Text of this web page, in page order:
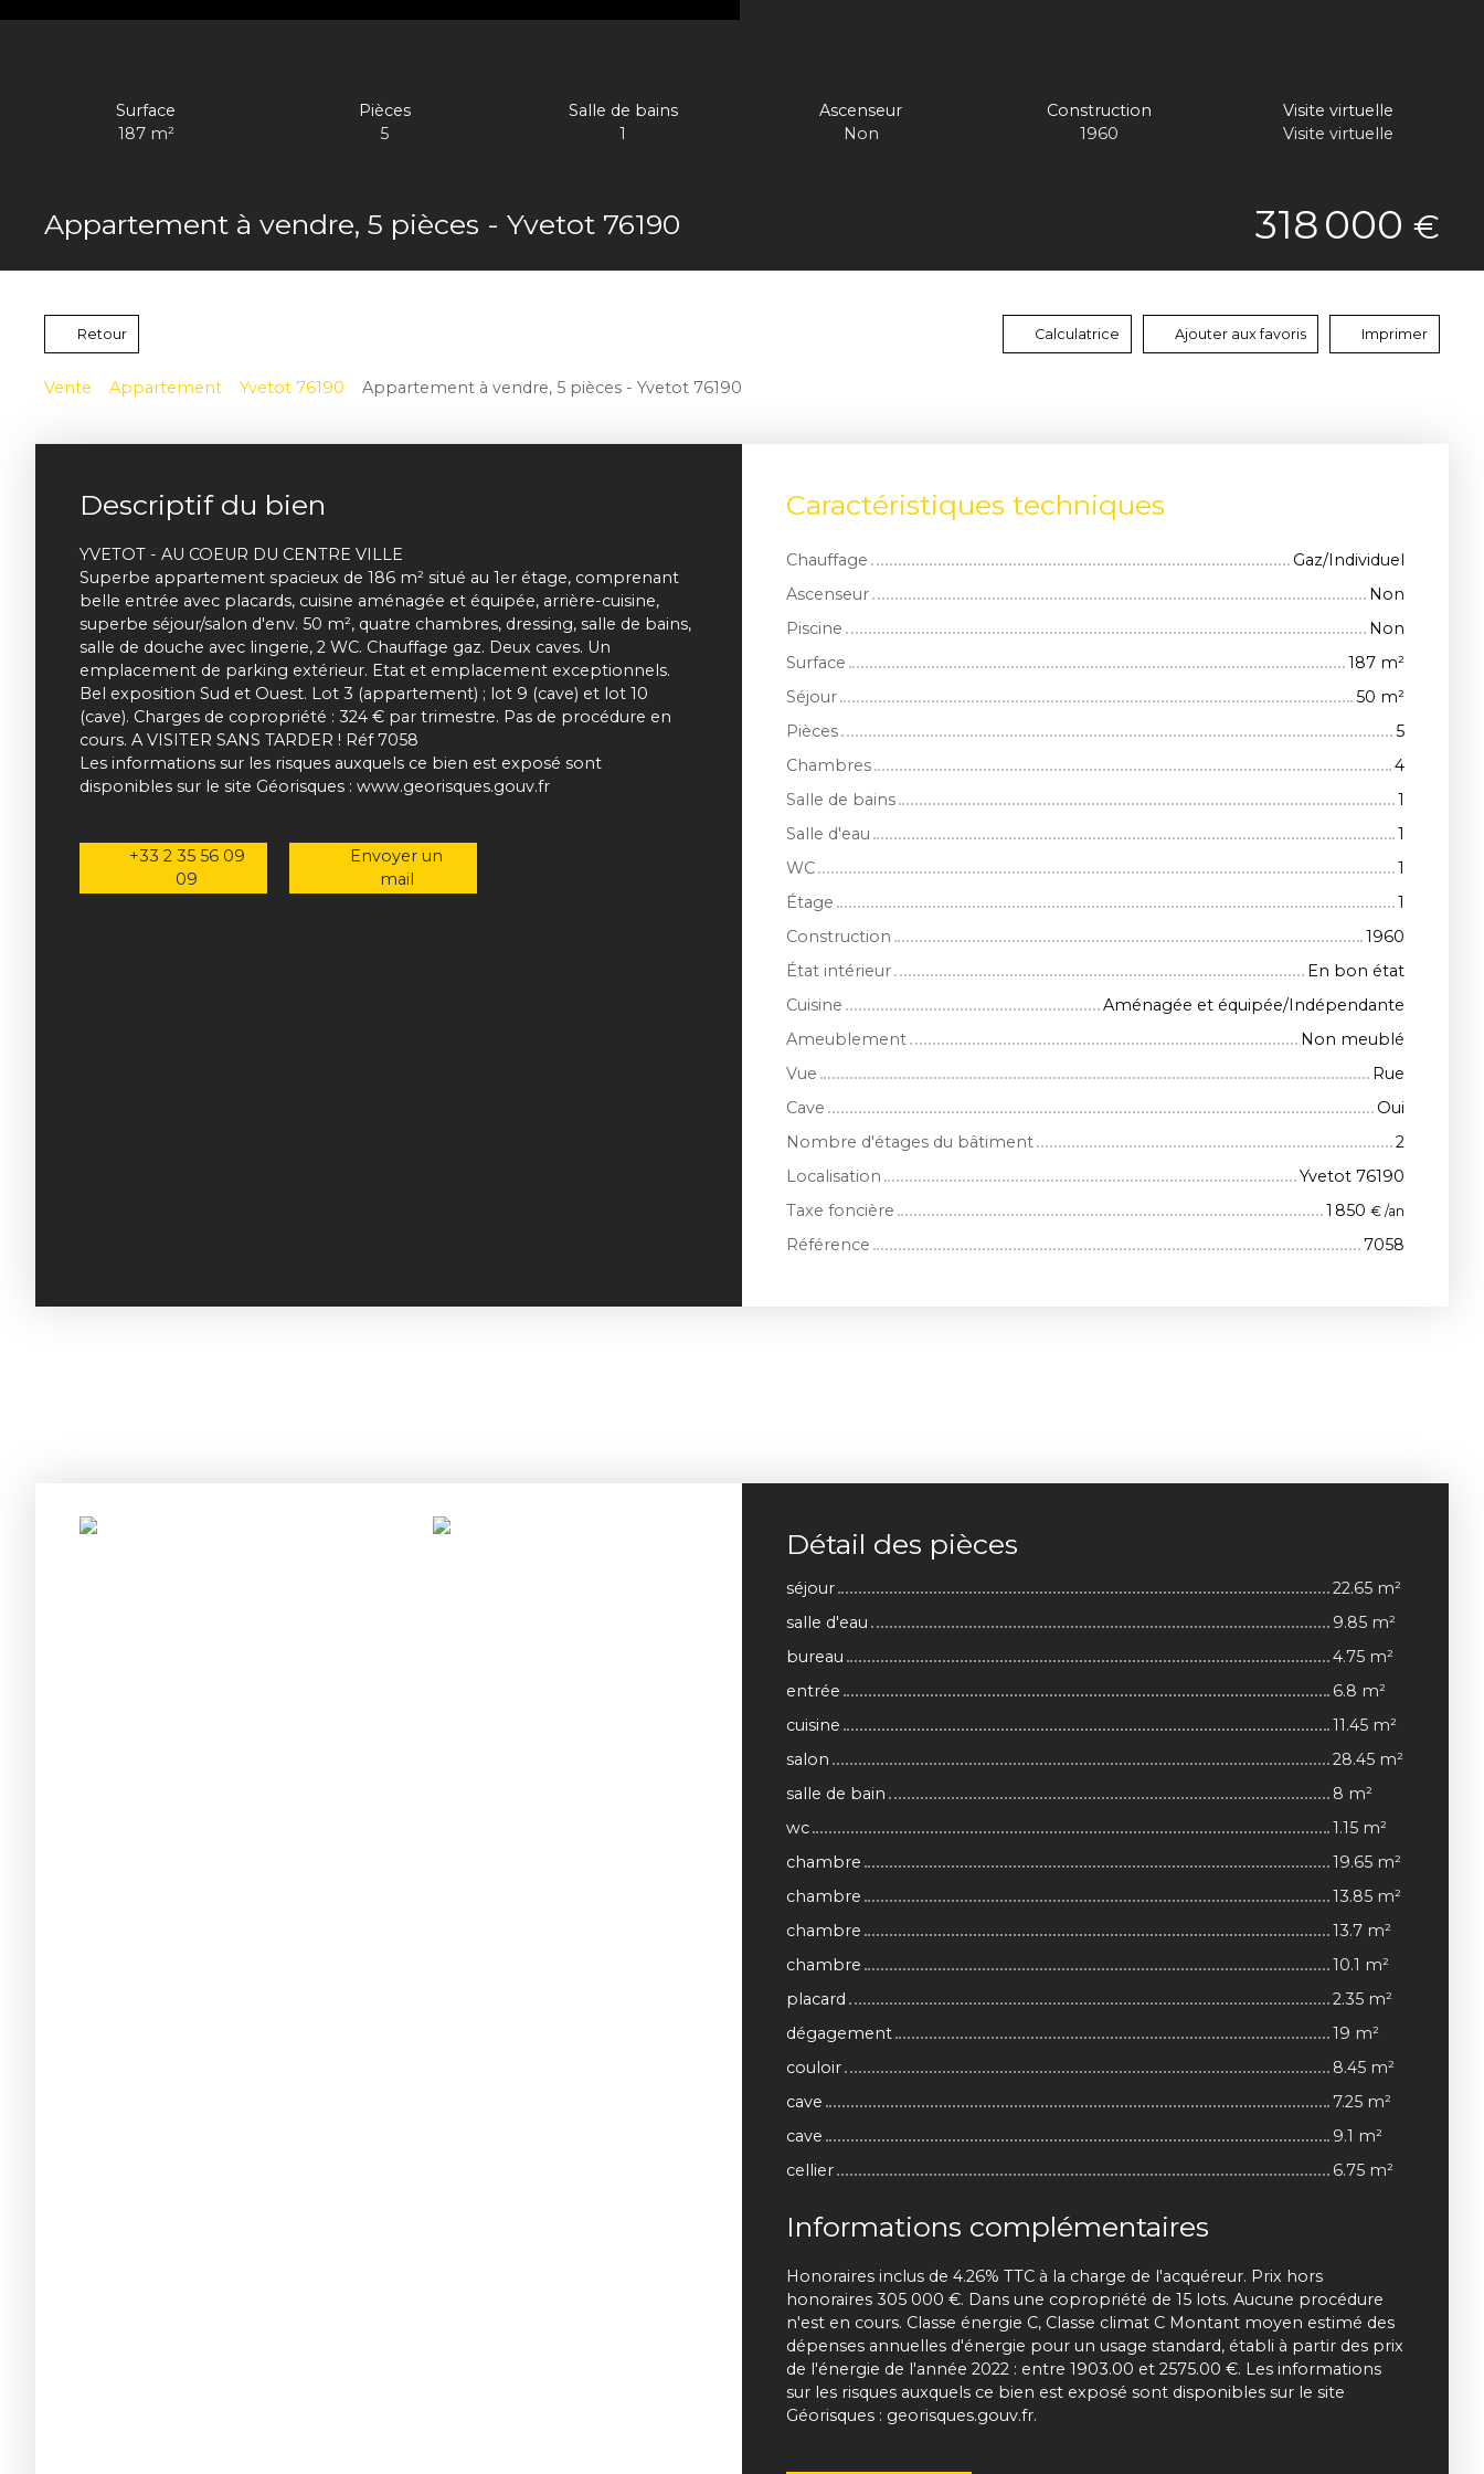
Surface
187 m²
Pièces
5
Salle de bains
1
Ascenseur
Non
Construction
1960
Visite virtuelle
Visite virtuelle
Appartement à vendre, 5 pièces - Yvetot 76190 318 000 €
Retour Calculatrice Ajouter aux favoris Imprimer
Vente Appartement Yvetot 76190 Appartement à vendre, 5 pièces - Yvetot 76190
Descriptif du bien
YVETOT - AU COEUR DU CENTRE VILLE
Superbe appartement spacieux de 186 m² situé au 1er étage, comprenant
belle entrée avec placards, cuisine aménagée et équipée, arrière-cuisine,
superbe séjour/salon d'env. 50 m², quatre chambres, dressing, salle de bains,
salle de douche avec lingerie, 2 WC. Chauffage gaz. Deux caves. Un
emplacement de parking extérieur. Etat et emplacement exceptionnels.
Bel exposition Sud et Ouest. Lot 3 (appartement) ; lot 9 (cave) et lot 10
(cave). Charges de copropriété : 324 € par trimestre. Pas de procédure en
cours. A VISITER SANS TARDER ! Réf 7058
Les informations sur les risques auxquels ce bien est exposé sont
disponibles sur le site Géorisques : www.georisques.gouv.fr
+33 2 35 56 09
09
Envoyer un
mail
Caractéristiques techniques
Chauffage
Gaz/Individuel
Ascenseur
Non
Piscine
Non
Surface
187 m²
Séjour
50 m²
Pièces
5
Chambres
4
Salle de bains
1
Salle d'eau
1
WC
1
Étage
1
Construction
1960
État intérieur
En bon état
Cuisine
Aménagée et équipée/Indépendante
Ameublement
Non meublé
Vue
Rue
Cave
Oui
Nombre d'étages du bâtiment
2
Localisation
Yvetot 76190
Taxe foncière
1 850 € /an
Référence 7058
Détail des pièces
séjour
22.65 m²
salle d'eau
9.85 m²
bureau
4.75 m²
entrée
6.8 m²
cuisine
11.45 m²
salon
28.45 m²
salle de bain
8 m²
wc
1.15 m²
chambre
19.65 m²
chambre
13.85 m²
chambre
13.7 m²
chambre
10.1 m²
placard
2.35 m²
dégagement
19 m²
couloir
8.45 m²
cave
7.25 m²
cave
9.1 m²
cellier
6.75 m²
Informations complémentaires
Honoraires inclus de 4.26% TTC à la charge de l'acquéreur. Prix hors
honoraires 305 000 €. Dans une copropriété de 15 lots. Aucune procédure
n'est en cours. Classe énergie C, Classe climat C Montant moyen estimé des
dépenses annuelles d'énergie pour un usage standard, établi à partir des prix
de l'énergie de l'année 2022 : entre 1903.00 et 2575.00 €. Les informations
sur les risques auxquels ce bien est exposé sont disponibles sur le site
Géorisques : georisques.gouv.fr.